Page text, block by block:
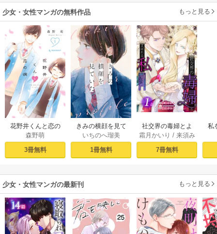
少女・女性マンガの無料作品 もっと見る
花野井くんと恋の
病（１）
森野萌
3冊無料
きみの横顔を見て
いた（１）
いちのへ瑠美
1冊無料
社交界の毒婦とよ
ばれる私～素敵な
辺境伯令息に腕を
折られたので、責
す～［ばら売り］
霜月かいり / 来須み
7冊無料
私
少女・女性マンガの最新刊 もっと見る